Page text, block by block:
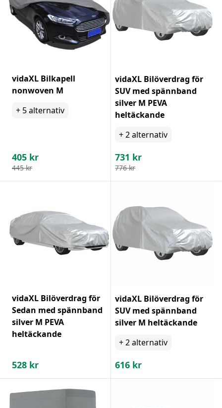
vidaXL Bilkapell
nonwoven M
+ 5alternativ
405 kr
445 kr
vidaXL Bilöverdrag för
SUV med spännband
silver M PEVA
heltäckande
+2alternativ
731 kr
776 kr
vidaXL Bilöverdrag för
Sedan med spännband
silver M PEVA
heltäckande
528 kr
vidaXL Bilöverdrag för
SUV med spännband
silver M heltäckande
+2alternativ
616 kr